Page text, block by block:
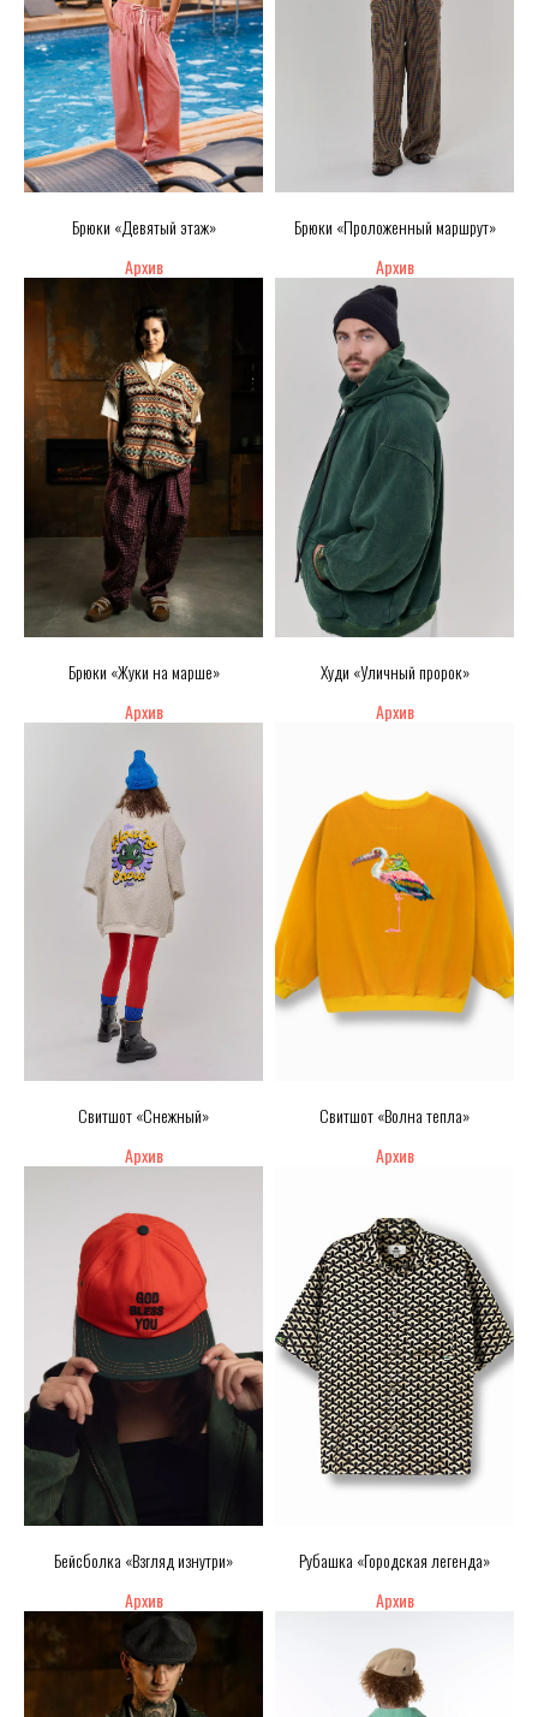
Брюки «Девятый этаж» Брюки «Проложенный маршрут»
Брюки «Жуки на марше» Худи «Уличный пророк»
Свитшот «Снежный» Свитшот «Волна тепла»
Бейсболка «Взгляд изнутри» Рубашка «Городская легенда»